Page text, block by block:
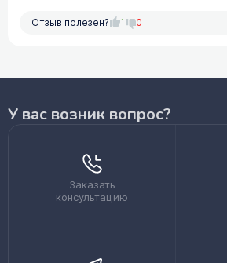
Отзыв полезен? 1 0
У вас возник вопрос?
Заказать
консультацию